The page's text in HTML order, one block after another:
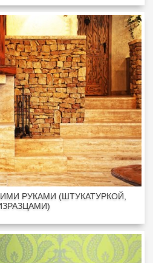
РУКАМИ (ШТУКАТУРКОЙ,